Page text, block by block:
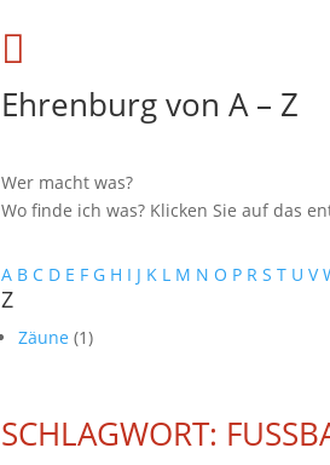

Ehrenburg von A – Z
Wer macht was?
Wo finde ich was? Klicken Sie auf das
A B C D E F G H I J K L M N O P R S T U V
Z
Zäune (1)
SCHLAGWORT: